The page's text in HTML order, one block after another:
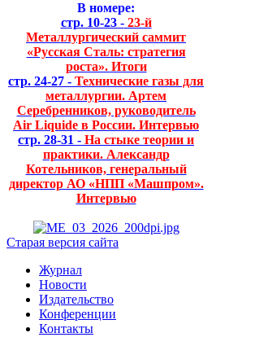
В номере:
стр. 10-23 -23-й
Металлургический саммит
«Русская Сталь: стратегия
роста». Итоги
стр. 24-27 - Технические газы для
металлургии. Артем
Серебренников, руководитель
Air Liquide в России. Интервью
стр. 28-31 - На стыке теории и
практики. Александр
Котельников, генеральный
директор АО «НПП «Машпром».
Интервью
Старая версия сайта
Журнал
Новости
Издательство
Конференции
Контакты